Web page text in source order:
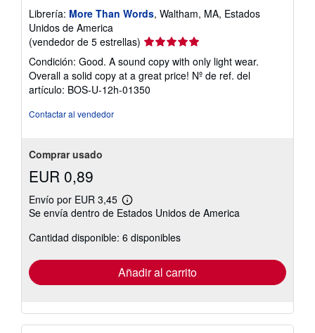
Librería: More Than Words, Waltham, MA, Estados
Unidos de America
(vendedor de 5 estrellas) Calificación
del
vendedor:
5
de
Condición: Good. A sound copy with only light wear.
Overall a solid copy at a great price! Nº de ref. del
artículo: BOS-U-12h-01350
Contactar al vendedor
Comprar usado
EUR 0,89
Envío por EUR 3,45
Más
información
las
tarifas
envío
Se envía dentro de Estados Unidos de America
Cantidad disponible: 6 disponibles
Añadir al carrito